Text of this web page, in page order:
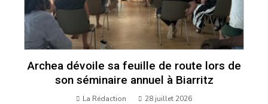
Archea dévoile sa feuille de route lors de
son séminaire annuel à Biarritz
La Rédaction 28 juillet 2026